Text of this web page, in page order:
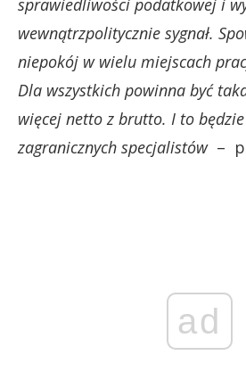
wewnątrzpolitycznie sygnał.
niepokój w wielu miejscach
Dla wszystkich powinna być
więcej netto z brutto. I to
zagranicznych specjalistów–
ad